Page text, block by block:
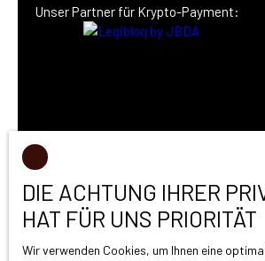
Unser Partner für Krypto-Payment:
DIE ACHTUNG IHRER
HAT FÜR UNS PRIORITÄT
Wir verwenden Cookies, um Ihnen eine